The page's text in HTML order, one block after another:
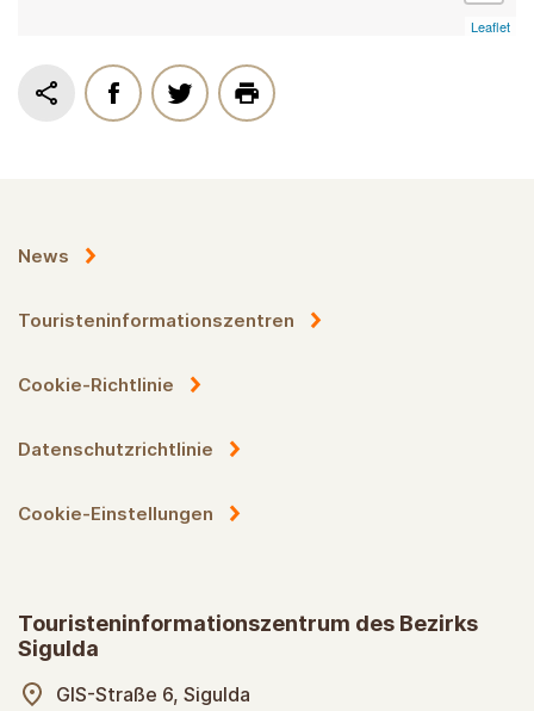
Leaflet
News
Touristeninformationszentren
Cookie-Richtlinie
Datenschutzrichtlinie
Cookie-Einstellungen
Touristeninformationszentrum des Bezirks
Sigulda
GIS-Straße 6, Sigulda